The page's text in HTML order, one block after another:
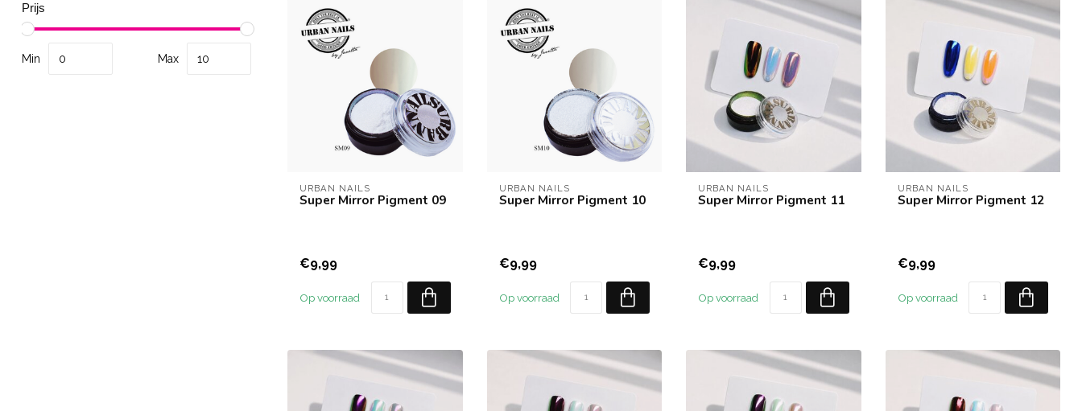
Prijs
Min Max
URBAN NAILS
Super Mirror Pigment 09
€9,99
Op voorraad
URBAN NAILS
Super Mirror Pigment 10
€9,99
Op voorraad
URBAN NAILS
Super Mirror Pigment 11
€9,99
Op voorraad
URBAN NAILS
Super Mirror Pigment 12
€9,99
Op voorraad